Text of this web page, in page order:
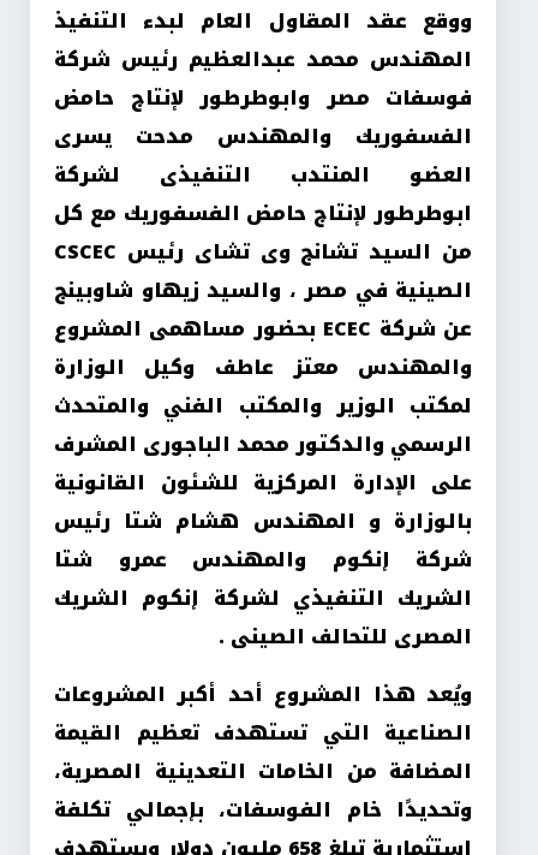
ووقع عقد المقاول العام لبدء التنفيذ
المهندس محمد عبدالعظيم رئيس شركة
فوسفات مصر وابوطرطور لإنتاج حامض
الفسفوريك والمهندس مدحت يسرى
العضو المنتدب التنفيذى لشركة
ابوطرطور لإنتاج حامض الفسفوريك مع كل
من السيد تشانج وى تشاى رئيس CSCEC
الصينية في مصر ، والسيد زيهاو شاوبينج
عن شركة ECEC بحضور مساهمى المشروع
والمهندس معتز عاطف وكيل الوزارة
لمكتب الوزير والمكتب الفني والمتحدث
الرسمي والدكتور محمد الباجورى المشرف
على الإدارة المركزية للشئون القانونية
بالوزارة و المهندس هشام شتا رئيس
شركة إنكوم والمهندس عمرو شتا
الشريك التنفيذي لشركة إنكوم الشريك
المصرى للتحالف الصينى .
ويُعد هذا المشروع أحد أكبر المشروعات
الصناعية التي تستهدف تعظيم القيمة
المضافة من الخامات التعدينية المصرية،
وتحديدًا خام الفوسفات، بإجمالي تكلفة